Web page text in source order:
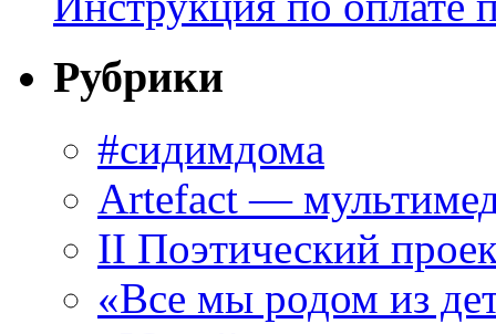
Рубрики
#сидимдома
Artefact —
II Поэтический
«Все мы родом из